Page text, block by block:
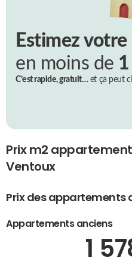
Estimez
en moins de
C’est rapide, gratuit…et ça peut
Prix m2
Ventoux
Prix des appartements
Appartements anciens
1